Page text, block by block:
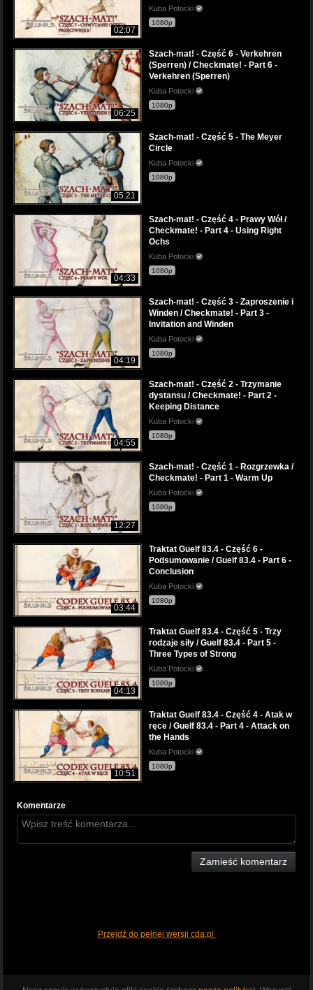
02:07
Kuba Potocki
1080p
06:25
Szach-mat! - Część 6 - Verkehren
(Sperren) / Checkmate! - Part 6 -
Verkehren (Sperren)
Kuba Potocki
1080p
05:21
Szach-mat! - Część 5 - The Meyer
Circle
Kuba Potocki
1080p
04:33
Szach-mat! - Część 4 - Prawy Wół /
Checkmate! - Part 4 - Using Right
Ochs
Kuba Potocki
1080p
04:19
Szach-mat! - Część 3 - Zaproszenie i
Winden / Checkmate! - Part 3 -
Invitation and Winden
Kuba Potocki
1080p
04:55
Szach-mat! - Część 2 - Trzymanie
dystansu / Checkmate! - Part 2 -
Keeping Distance
Kuba Potocki
1080p
12:27
Szach-mat! - Część 1 - Rozgrzewka /
Checkmate! - Part 1 - Warm Up
Kuba Potocki
1080p
03:44
Traktat Guelf 83.4 - Część 6 -
Podsumowanie / Guelf 83.4 - Part 6 -
Conclusion
Kuba Potocki
1080p
04:13
Traktat Guelf 83.4 - Część 5 - Trzy
rodzaje siły / Guelf 83.4 - Part 5 -
Three Types of Strong
Kuba Potocki
1080p
10:51
Traktat Guelf 83.4 - Część 4 - Atak w
ręce / Guelf 83.4 - Part 4 - Attack on
the Hands
Kuba Potocki
1080p
Komentarze
Zamieść komentarz
Przejdź do pełnej wersji cda.pl